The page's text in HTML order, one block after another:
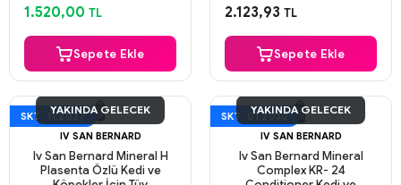
Aynı Gün Kargo
1.520,00 TL
Sepete Ekle
Güvenli Ödeme
2.123,93 TL
Sepete Ekle
SKT: 11.2027
YAKINDA GELECEK
IV SAN BERNARD
Iv San Bernard Mineral H
Plasenta Özlü Kedi ve
SKT: 01.2030
YAKINDA GELECEK
IV SAN BERNARD
Iv San Bernard Mineral
Complex KR- 24